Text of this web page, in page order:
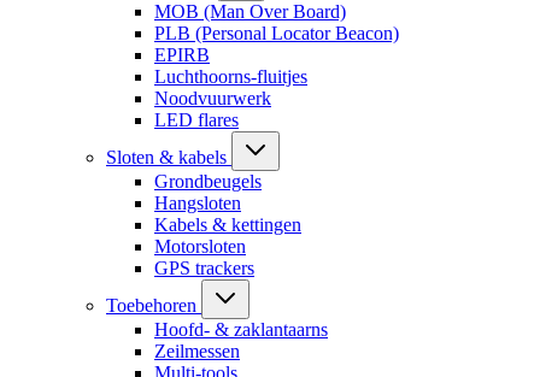
MOB (Man Over Board)
PLB (Personal Locator Beacon)
EPIRB
Luchthoorns-fluitjes
Noodvuurwerk
LED flares
Sloten & kabels
Grondbeugels
Hangsloten
Kabels & kettingen
Motorsloten
GPS trackers
Toebehoren
Hoofd- & zaklantaarns
Zeilmessen
Multi-tools